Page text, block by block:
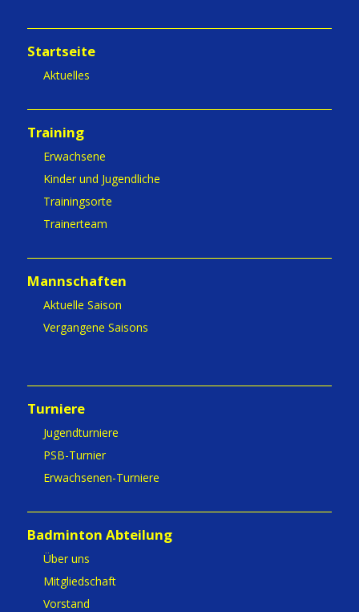
Startseite
Aktuelles
Training
Erwachsene
Kinder und Jugendliche
Trainingsorte
Trainerteam
Mannschaften
Aktuelle Saison
Vergangene Saisons
Turniere
Jugendturniere
PSB-Turnier
Erwachsenen-Turniere
Badminton Abteilung
Über uns
Mitgliedschaft
Vorstand